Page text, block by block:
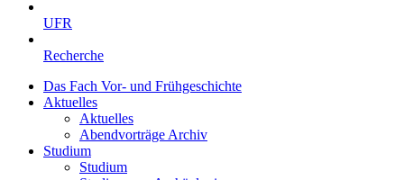
UFR
Recherche
Das Fach Vor- und Frühgeschichte
Aktuelles
Aktuelles
Abendvorträge Archiv
Studium
Studium